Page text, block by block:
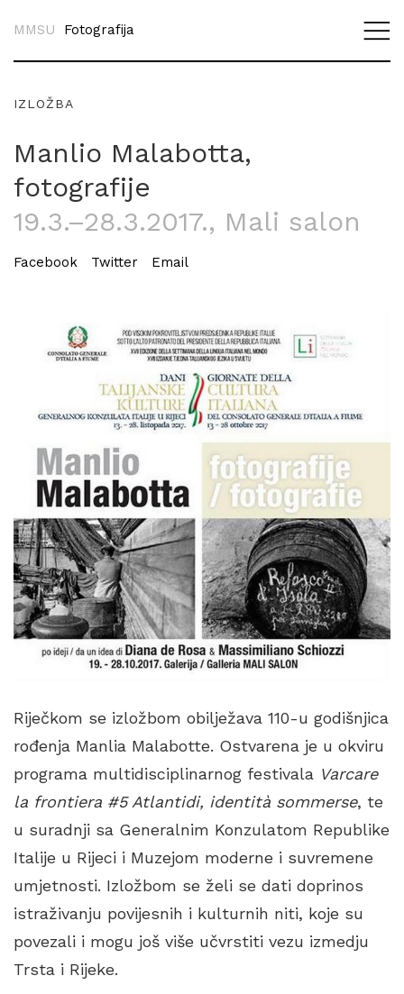
MMSU Fotografija
IZLOŽBA
Manlio Malabotta,
fotografije
19.3.–28.3.2017., Mali salon
Facebook Twitter Email
Riječkom se izložbom obilježava 110-u godišnjica
rođenja Manlia Malabotte. Ostvarena je u okviru
programa multidisciplinarnog festivala Varcare
la frontiera #5 Atlantidi, identità sommerse, te
u suradnji sa Generalnim Konzulatom Republike
Italije u Rijeci i Muzejom moderne i suvremene
umjetnosti. Izložbom se želi se dati doprinos
istraživanju povijesnih i kulturnih niti, koje su
povezali i mogu još više učvrstiti vezu izmedju
Trsta i Rijeke.